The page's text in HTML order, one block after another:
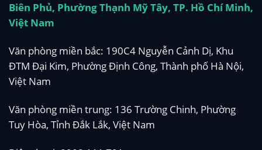
Biên Phủ, Phường Thạnh Mỹ Tây, TP. Hồ Chí Minh,
Việt Nam
Văn phòng miền bắc: 190C4 Nguyễn Cảnh Dị, Khu
ĐTM Đại Kim, Phường Định Công, Thành phố Hà Nội,
Việt Nam
Văn phòng miền trung: 136 Trường Chinh, Phường
Tuy Hòa, Tỉnh Đắk Lắk, Việt Nam